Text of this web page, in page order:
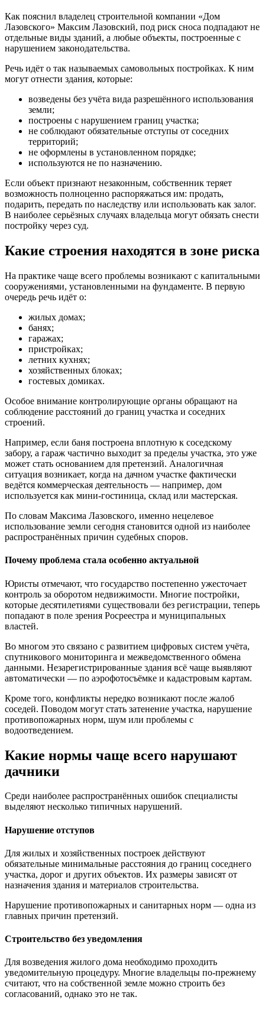
Как пояснил владелец строительной компании «Дом
Лазовского» Максим Лазовский, под риск сноса подпадают не
отдельные виды зданий, а любые объекты, построенные с
нарушением законодательства.
Речь идёт о так называемых самовольных постройках. К ним
могут отнести здания, которые:
возведены без учёта вида разрешённого использования
земли;
построены с нарушением границ участка;
не соблюдают обязательные отступы от соседних
территорий;
не оформлены в установленном порядке;
используются не по назначению.
Если объект признают незаконным, собственник теряет
возможность полноценно распоряжаться им: продать,
подарить, передать по наследству или использовать как залог.
В наиболее серьёзных случаях владельца могут обязать снести
постройку через суд.
Какие строения находятся в зоне риска
На практике чаще всего проблемы возникают с капитальными
сооружениями, установленными на фундаменте. В первую
очередь речь идёт о:
жилых домах;
банях;
гаражах;
пристройках;
летних кухнях;
хозяйственных блоках;
гостевых домиках.
Особое внимание контролирующие органы обращают на
соблюдение расстояний до границ участка и соседних
строений.
Например, если баня построена вплотную к соседскому
забору, а гараж частично выходит за пределы участка, это уже
может стать основанием для претензий. Аналогичная
ситуация возникает, когда на дачном участке фактически
ведётся коммерческая деятельность — например, дом
используется как мини-гостиница, склад или мастерская.
По словам Максима Лазовского, именно нецелевое
использование земли сегодня становится одной из наиболее
распространённых причин судебных споров.
Почему проблема стала особенно актуальной
Юристы отмечают, что государство постепенно ужесточает
контроль за оборотом недвижимости. Многие постройки,
которые десятилетиями существовали без регистрации, теперь
попадают в поле зрения Росреестра и муниципальных
властей.
Во многом это связано с развитием цифровых систем учёта,
спутникового мониторинга и межведомственного обмена
данными. Незарегистрированные здания всё чаще выявляют
автоматически — по аэрофотосъёмке и кадастровым картам.
Кроме того, конфликты нередко возникают после жалоб
соседей. Поводом могут стать затенение участка, нарушение
противопожарных норм, шум или проблемы с
водоотведением.
Какие нормы чаще всего нарушают
дачники
Среди наиболее распространённых ошибок специалисты
выделяют несколько типичных нарушений.
Нарушение отступов
Для жилых и хозяйственных построек действуют
обязательные минимальные расстояния до границ соседнего
участка, дорог и других объектов. Их размеры зависят от
назначения здания и материалов строительства.
Нарушение противопожарных и санитарных норм — одна из
главных причин претензий.
Строительство без уведомления
Для возведения жилого дома необходимо проходить
уведомительную процедуру. Многие владельцы по-прежнему
считают, что на собственной земле можно строить без
согласований, однако это не так.